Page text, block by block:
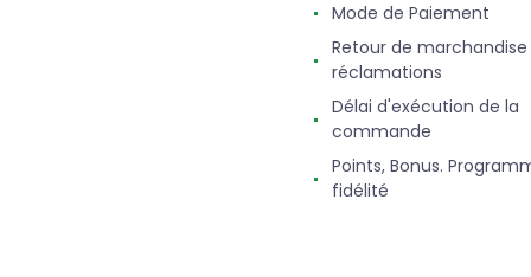
Mode de Paiement
Retour de
réclamations
Délai d'exécution de la
commande
Points, Bonus.
fidélité